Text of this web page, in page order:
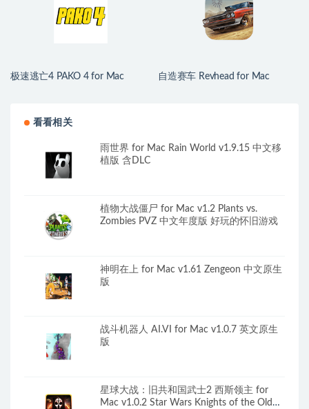
极速逃亡4 PAKO 4 for Mac
自造赛车 Revhead for Mac
看看相关
雨世界 for Mac Rain World v1.9.15 中文移
植版 含DLC
植物大战僵尸 for Mac v1.2 Plants vs.
Zombies PVZ 中文年度版 好玩的怀旧游戏
神明在上 for Mac v1.61 Zengeon 中文原生
版
战斗机器人 AI.VI for Mac v1.0.7 英文原生
版
星球大战：旧共和国武士2 西斯领主 for
Mac v1.0.2 Star Wars Knights of the Old